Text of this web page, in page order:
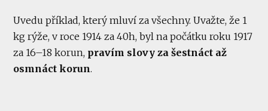
Uvedu příklad, který mluví za všechny. Uvažte, že 1
kg rýže, v roce 1914 za 40h, byl na počátku roku 1917
za 16–18 korun, pravím slovy za šestnáct až
osmnáct korun.